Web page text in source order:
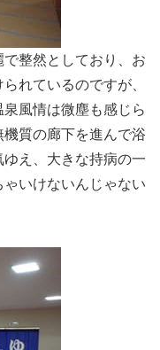
整然としており、お
れているのですが、
風情は微塵も感じら
質の廊下を進んで浴
え、大きな持病の一
いけないんじゃない